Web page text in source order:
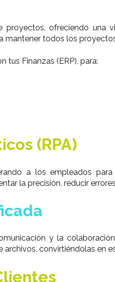
proyectos, ofreciendo una
todos los
tus Finanzas (ERP), para:
(RPA)
a los empleados
la precisión, reducir
y la
convirtiéndolas en